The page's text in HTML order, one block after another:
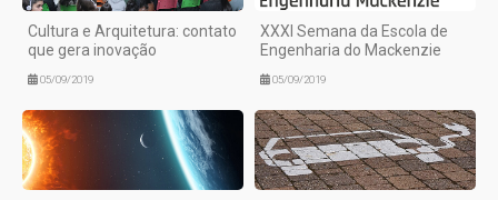
Cultura e Arquitetura: contato
que gera inovação
05/09/2019
XXXI Semana da Escola de
Engenharia do Mackenzie
05/09/2019